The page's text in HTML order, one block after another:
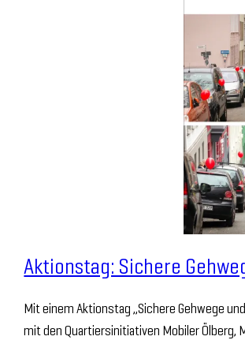
Aktionstag: Sichere
Mit einem Aktionstag „Sichere Gehwege
mit den Quartiersinitiativen Mobiler Ölberg,